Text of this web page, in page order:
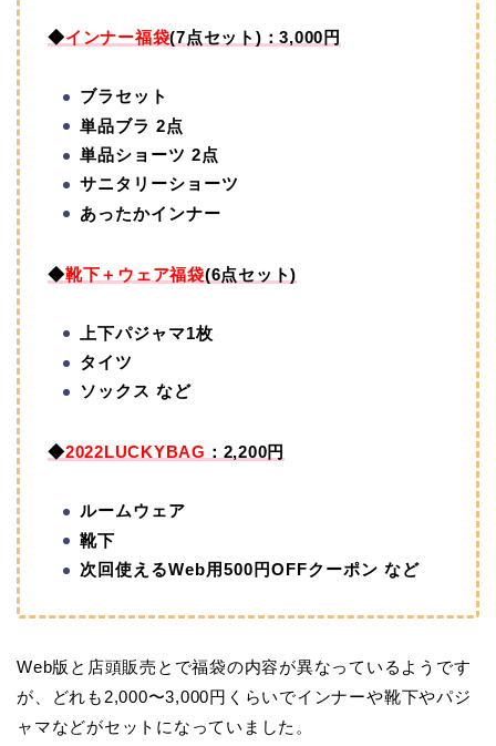
◆インナー福袋(7点セット)：3,000円
ブラセット
単品ブラ 2点
単品ショーツ 2点
サニタリーショーツ
あったかインナー
◆靴下＋ウェア福袋(6点セット)
上下パジャマ1枚
タイツ
ソックス など
◆2022LUCKYBAG ：2,200円
ルームウェア
靴下
次回使えるWeb用500円OFFクーポン など
Web版と店頭販売とで福袋の内容が異なっているようです
が、どれも2,000〜3,000円くらいでインナーや靴下やパジ
ャマなどがセットになっていました。